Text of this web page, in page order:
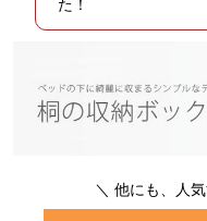
た！
＼ 他にも、人